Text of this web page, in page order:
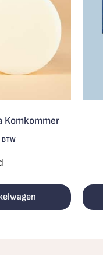
Komkommer